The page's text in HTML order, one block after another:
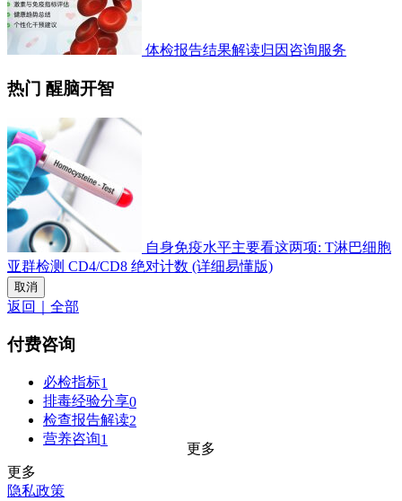
体检报告结果解读归因咨询服务
热门 醒脑开智
自身免疫水平主要看这两项: T淋巴细胞
亚群检测 CD4/CD8 绝对计数 (详细易懂版)
取消
返回｜全部
付费咨询
必检指标1
排毒经验分享0
检查报告解读2
营养咨询1
更多
更多
隐私政策